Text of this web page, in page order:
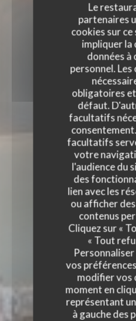
Le
partenaires
cookies sur
impliquer la
données à
personnel. Les
obligatoires
défaut.
facultatifs
facultatifs
votre
l'audience du
des
lien avec les
ou afficher
contenus
Cliquez sur «
« Tout
vos
modifier vos
moment en
représentant
à gauche des